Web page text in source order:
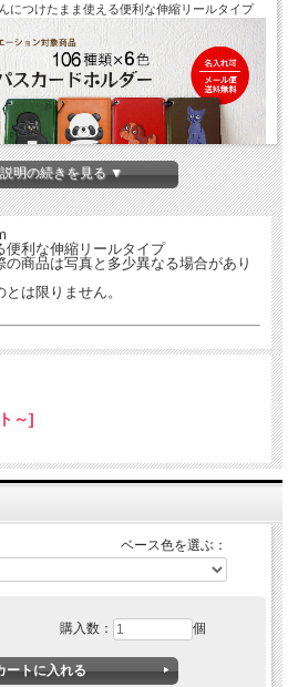
につけたまま使える便利な伸縮リールタイプ
ースです。現在65種類×６色の390種！を入れ
さい♪
入れ）。
シリーズ」、人気のパスカードホルダーです。
仕上げた国産・ハンドメイドの製品です。持て
の味がでてきます。
ザーパスケース
明の続きを見る ▼
利な伸縮リールタイプ
商品は写真と多少異なる場合があり
は限りません。
～]
ベース色を選ぶ：
購入数： 個